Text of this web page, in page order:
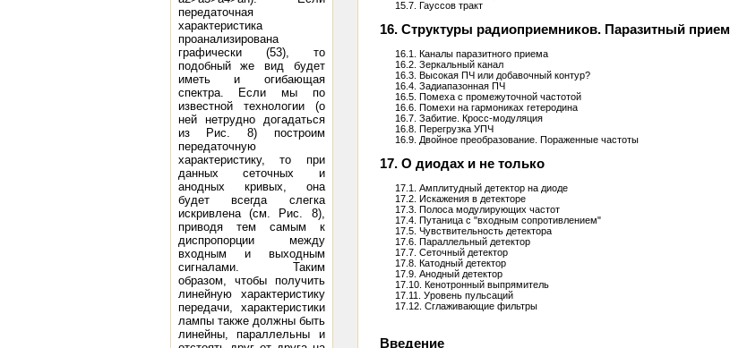
передаточная
характеристика
проанализирована
графически (53), то
подобный же вид будет
иметь и огибающая
спектра. Если мы по
известной технологии (о
ней нетрудно догадаться
из Рис. 8) построим
передаточную
характеристику, то при
данных сеточных и
анодных кривых, она
будет всегда слегка
искривлена (см. Рис. 8),
приводя тем самым к
диспропорции между
входным и выходным
сигналами. Таким
образом, чтобы получить
линейную характеристику
передачи, характеристики
лампы также должны быть
линейны, параллельны и
15.7. Гауссов тракт
16. Структуры радиоприемников. Паразитный прием
16.1. Каналы паразитного приема
16.2. Зеркальный канал
16.3. Высокая ПЧ или добавочный контур?
16.4. Задиапазонная ПЧ
16.5. Помеха с промежуточной частотой
16.6. Помехи на гармониках гетеродина
16.7. Забитие. Кросс-модуляция
16.8. Перегрузка УПЧ
16.9. Двойное преобразование. Пораженные частоты
17. О диодах и не только
17.1. Амплитудный детектор на диоде
17.2. Искажения в детекторе
17.3. Полоса модулирующих частот
17.4. Путаница с "входным сопротивлением"
17.5. Чувствительность детектора
17.6. Параллельный детектор
17.7. Сеточный детектор
17.8. Катодный детектор
17.9. Анодный детектор
17.10. Кенотронный выпрямитель
17.11. Уровень пульсаций
17.12. Сглаживающие фильтры
Введение